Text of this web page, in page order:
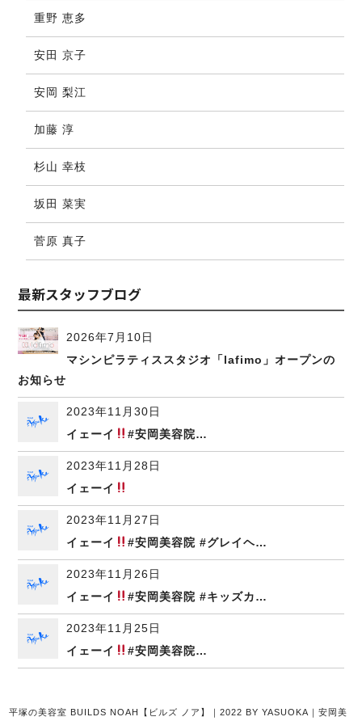
重野 恵多
安田 京子
安岡 梨江
加藤 淳
杉山 幸枝
坂田 菜実
菅原 真子
最新スタッフブログ
2026年7月10日
マシンピラティススタジオ「lafimo」オープンの
お知らせ
2023年11月30日
イェーイ
#安岡美容院…
2023年11月28日
イェーイ
2023年11月27日
イェーイ
#安岡美容院 #グレイヘ…
2023年11月26日
イェーイ
#安岡美容院 #キッズカ…
2023年11月25日
イェーイ
#安岡美容院…
平塚の美容室 BUILDS NOAH【ビルズ ノア】｜2022 BY YASUOKA｜安岡美